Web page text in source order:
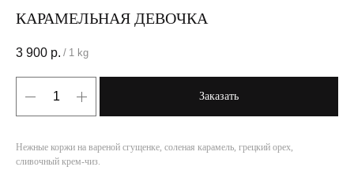
КАРАМЕЛЬНАЯ ДЕВОЧКА
3 900 р. / 1 kg
Заказать
Нежные коржи на вареной сгущенке, соленая карамель, грецкий орех,
сливочный крем-чиз.